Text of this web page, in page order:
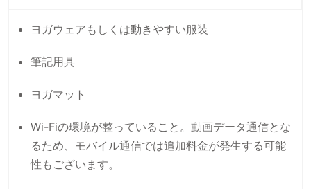
ヨガウェアもしくは動きやすい服装
筆記用具
ヨガマット
Wi-Fiの環境が整っていること。動画データ通信とな
るため、モバイル通信では追加料金が発生する可能
性もございます。